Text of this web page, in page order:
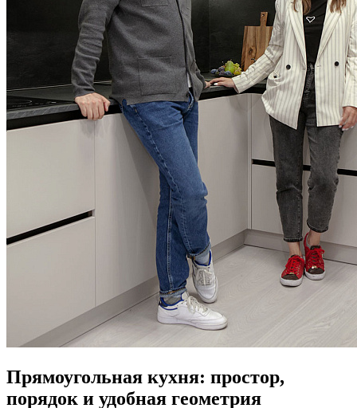
Прямоугольная кухня: простор,
порядок и удобная геометрия